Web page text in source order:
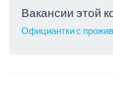
Вакансии этой
Официантки с